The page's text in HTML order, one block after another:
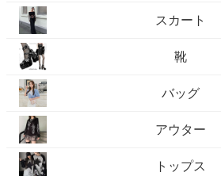
スカート
靴
バッグ
アウター
トップス